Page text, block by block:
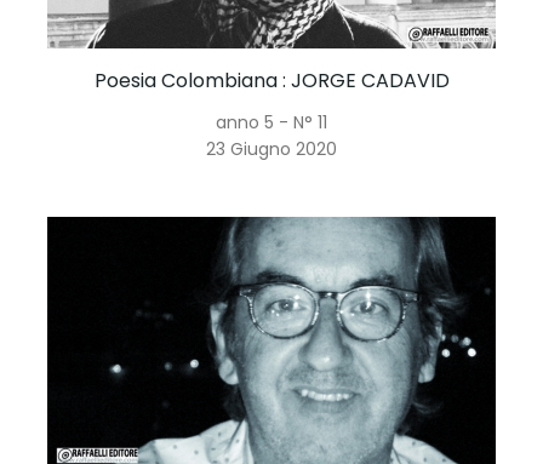
Poesia Colombiana: JORGE CADAVID
anno 5 - N° 11
23 Giugno 2020